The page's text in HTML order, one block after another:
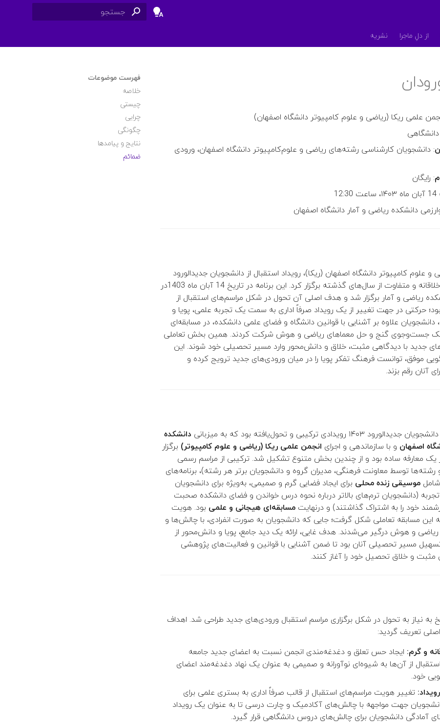
از دلِ ماجرا نشریه
فهرست موضوعات
خلاصه
چیستی
چرایی
چگونگی
نتایج و پیامدها
ضمائم
علمی ریکا (ریاضی و علوم کامپیوتر دانشگاه اصفهان)
: دانشجویان کارشناسی رشته‌های ریاضی و علوم‌کامپیوتر دانشگاه اصفهان، ورودی
: رایگان
دانشکده ریاضی و آمار دانشگاه اصفهان
علوم کامپیوتر دانشگاه اصفهان (ریکا)، رویداد استقبال از دانشجویان جدیدالورود
۱۴۰۳ را به شکلی خلاقانه و متفاوت از سال‌های گذشته برگزار کرد. این برنامه در تاریخ 14 آبان ماه 1403در
ریاضی و آمار برگزار شد و هدف اصلی آن تحول در شکل مراسم‌های استقبال از
حرکتی در جهت تغییر از یک رویداد صرفاً اداری به سمت یک تجربه علمی، پویا و
دانشجویان علاوه بر آشنایی با قوانین دانشگاه و فضای علمی دانشکده، در مسابقه‌ای
جست‌وجوی گنج و حل معماهای ریاضی و هوش شرکت کردند. همین بخش تعاملی
جدید با دیدگاهی مثبت، خلاق و دانش‌محور وارد مسیر تحصیلی خود شوند. این
موفق، توانست فرهنگ تفکر پویا را در میان ورودی‌های جدید ترویج کرده و
آنان رقم بزند.
رویدادی ترکیبی و تحول‌یافته بود که به میزبانی
دانشکده
اصفهان و با سازماندهی و اجرای انجمن علمی ریکا (ریاضی و علوم کامپیوتر) برگزار
از یک معارفه ساده بود و از چندین بخش متنوع تشکیل شد. ترکیبی از مراسم رسمی
توسط معاونت فرهنگی، مدیران گروه و دانشجویان برتر هر رشته)، برنامه‌های
موسیقی زنده محلی برای ایجاد فضایی گرم و صمیمی، به‌ویژه برای دانشجویان
تجربه (دانشجویان ترم‌های بالاتر درباره نحوه درس خواندن و فضای دانشکده صحبت
خود را به اشتراک گذاشتند) و درنهایت مسابقه‌ای هیجانی و علمی بود. هویت
این مسابقه‌ تعاملی شکل گرفت؛ جایی که دانشجویان به صورت انفرادی، با چالش‌ها و
ریاضی و هوش درگیر می‌شدند. هدف غایی، ارائه یک دید جامع، پویا و دانش‌محور از
مسیر تحصیلی آنان بود تا ضمن آشنایی با قوانین و فعالیت‌های پژوهشی
مثبت و خلاق تحصیل خود را آغاز کنند.
به نیاز به تحول در شکل برگزاری مراسم استقبال ورودی‌های جدید طراحی شد. اهداف
تعریف گردید:
و گرم: ایجاد حس تعلق و دغدغه‌مندی انجمن نسبت به اعضای جدید جامعه
از آن‌ها به شیوه‌ای نوآورانه و صمیمی به عنوان یک نهاد دغدغه‌مند اعضای
خود.
تغییر هویت مراسم‌های استقبال از قالب صرفاً اداری به بستری علمی برای
جهت مواجهه با چالش‌های آکادمیک و چارت درسی تا به عنوان یک رویداد
آمادگی دانشجویان برای چالش‌های دروس دانشگاهی قرار گیرد.